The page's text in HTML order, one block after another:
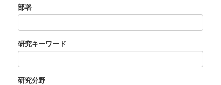
部署
研究キーワード
研究分野